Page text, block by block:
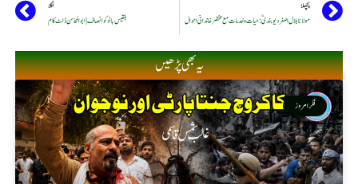
پچھلا
مولانا بلال اصغر دیوبندیؒ: حیات و خدمات مع مختصر خاندانی احوال
اگلا
بلقیس بانو کو انصاف | ابوالمحاسن ڈاٹ کام
یہ بھی پڑھیں
فکر امروز